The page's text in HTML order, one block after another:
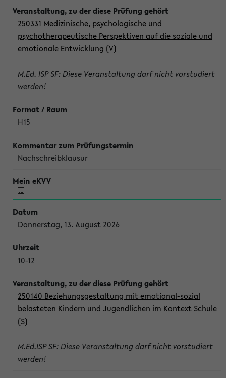
250331 Medizinische, psychologische und
psychotherapeutische Perspektiven auf die soziale und
emotionale Entwicklung (V)
M.Ed. ISP SF: Diese Veranstaltung darf nicht vorstudiert
werden!
H15
Nachschreibklausur
Donnerstag, 13. August 2026
10-12
250140 Beziehungsgestaltung mit emotional-sozial
belasteten Kindern und Jugendlichen im Kontext Schule
(S)
M.Ed.ISP SF: Diese Veranstaltung darf nicht vorstudiert
werden!